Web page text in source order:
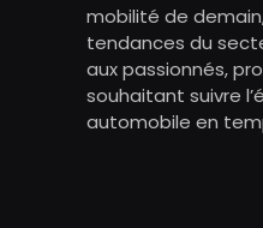
mobilité de
tendances du
aux passionnés,
souhaitant suivre
automobile en